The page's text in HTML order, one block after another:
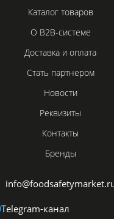
Каталог товаров
О B2B-системе
Доставка и оплата
Стать партнером
Новости
Реквизиты
Контакты
Бренды
Telegram-канал